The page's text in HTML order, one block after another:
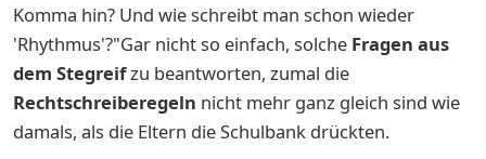
Komma hin? Und wie schreibt man schon wieder
'Rhythmus'?"Gar nicht so einfach, solche Fragen aus
dem Stegreifzu beantworten, zumal die
Rechtschreiberegeln nicht mehr ganz gleich sind wie
damals, als die Eltern die Schulbank drückten.